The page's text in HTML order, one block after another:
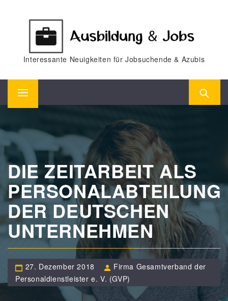
Interessante Neuigkeiten für Jobsuchende & Azubis
Primary
Menu
DIE ZEITARBEIT ALS
PERSONALABTEILUNG
DER DEUTSCHEN
UNTERNEHMEN
27. Dezember 2018
Firma Gesamtverband der
Personaldienstleister e. V. (GVP)